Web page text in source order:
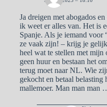
Ja dreigen met abogados
ik weet er alles van. Het is
Spanje. Als je iemand voor
ze vaak zijn! – krijg je
heel wat te stellen met mijn
geen huur en bestaan het
terug moet naar NL. Wie
gekocht en betaal belasting
mallemoer. Man man man